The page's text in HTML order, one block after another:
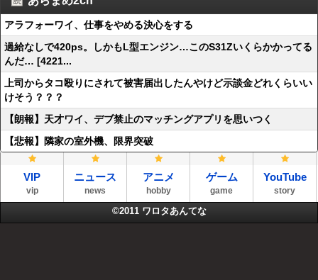
アラフォーワイ、仕事をやめる決心をする
過給なしで420ps。しかもL型エンジン…このS31Zいくらかかってる
んだ… [4221...
上司からタコ殴りにされて被害届出したんやけど示談金どれくらいい
けそう？？？
【朗報】天才ワイ、デブ禁止のマッチングアプリを思いつく
【悲報】隣家の室外機、限界突破
VIP
vip
ニュース
news
アニメ
hobby
ゲーム
game
YouTube
story
©2011 ワロタあんてな